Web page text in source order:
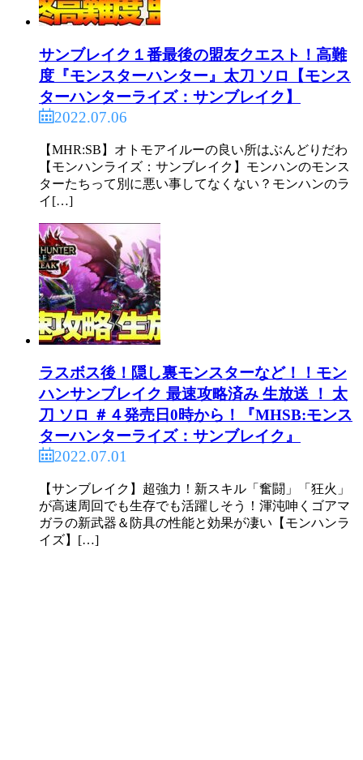
サンブレイク１番最後の盟友クエスト！高難
度『モンスターハンター』太刀 ソロ【モンス
ターハンターライズ：サンブレイク】
2022.07.06
【MHR:SB】オトモアイルーの良い所はぶんどりだわ
【モンハンライズ：サンブレイク】モンハンのモンス
ターたちって別に悪い事してなくない？モンハンのラ
イ[…]
ラスボス後！隠し裏モンスターなど！！モン
ハンサンブレイク 最速攻略済み 生放送 ！ 太
刀 ソロ ＃４発売日0時から！『MHSB:モンス
ターハンターライズ：サンブレイク』
2022.07.01
【サンブレイク】超強力！新スキル「奮闘」「狂火」
が高速周回でも生存でも活躍しそう！渾沌呻くゴアマ
ガラの新武器＆防具の性能と効果が凄い【モンハンラ
イズ】[…]